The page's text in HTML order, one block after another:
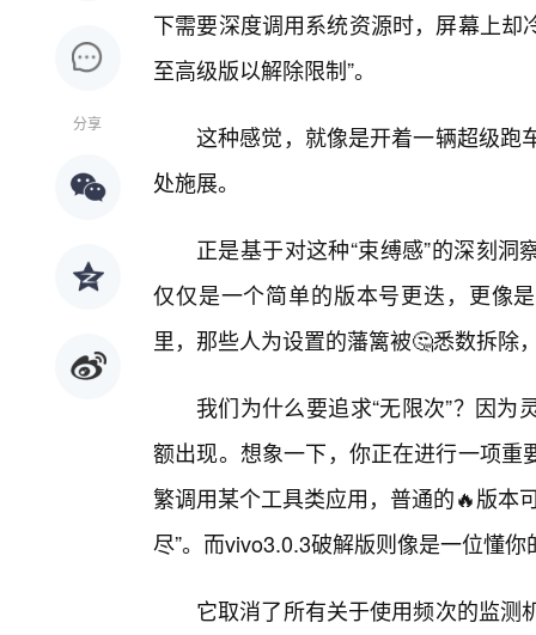
分享
下需要深度调用系统资源时，屏幕上却
至高级版以解除限制”。
这种感觉，就像是开着一辆超级跑
处施展。
正是基于对这种“束缚感”的深刻
仅仅是一个简单的版本号更迭，更像
里，那些人为设置的藩篱被🤔悉数拆除
我们为什么要追求“无限次”？因
额出现。想象一下，你正在进行一项
繁调用某个工具类应用，普通的🔥版本
尽”。而vivo3.0.3破解版则像是一位懂
它取消了所有关于使用频次的监测